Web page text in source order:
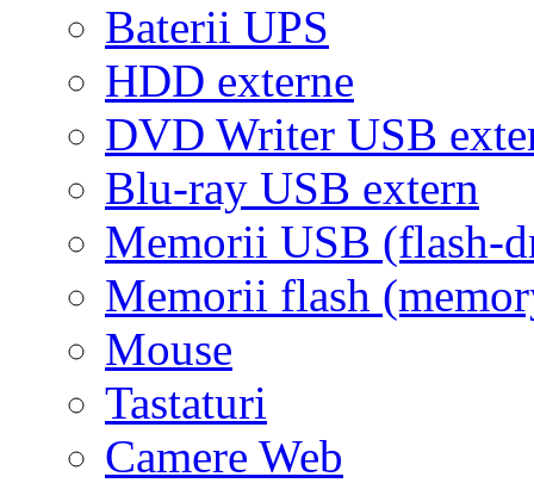
Baterii UPS
HDD externe
DVD Writer USB
Blu-ray USB extern
Memorii USB (flash-
Memorii flash
Mouse
Tastaturi
Camere Web